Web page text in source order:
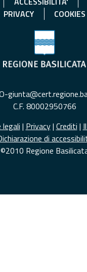
PRIVACY
COOKIES
C.F. 80002950766
| Privacy| Crediti |
di
©2010 Regione